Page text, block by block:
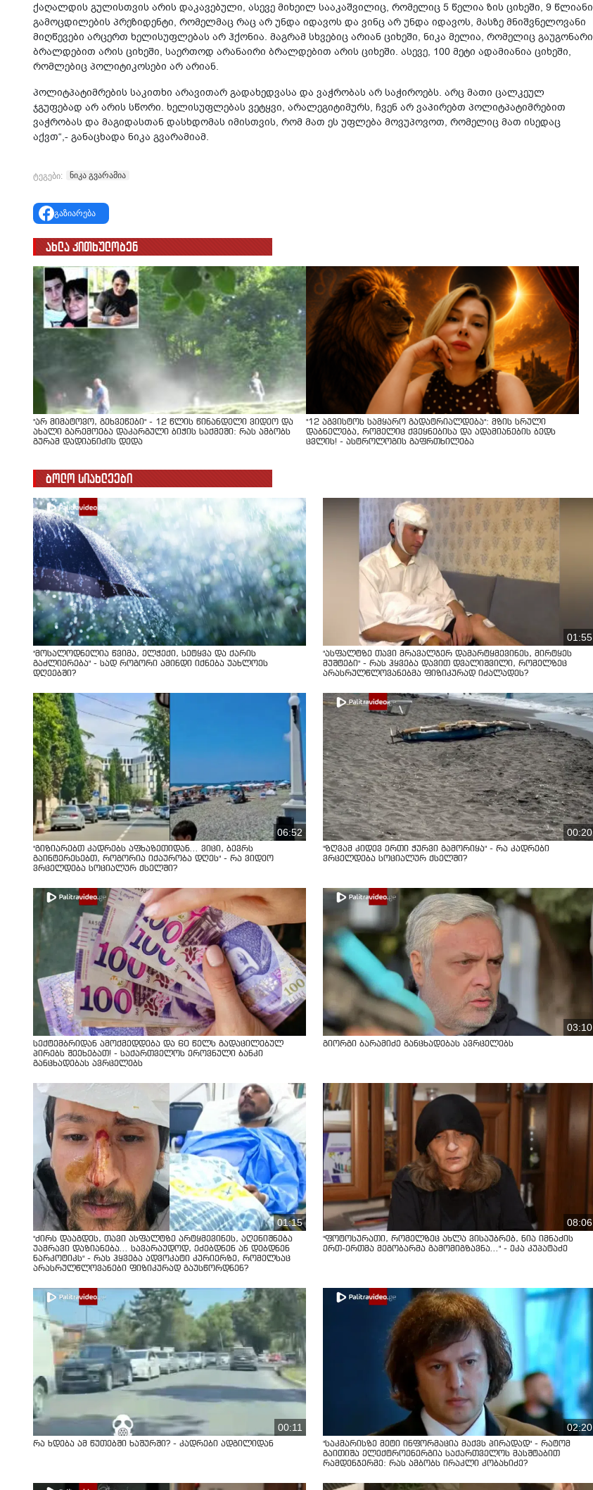
ქაღალდის გულისთვის არის დაკავებული, ასევე მიხეილ სააკაშვილიც, რომელიც 5 წელია ზის ციხეში, 9 წლიანი
გამოცდილების პრეზიდენტი, რომელმაც რაც არ უნდა იდავოს და ვინც არ უნდა იდავოს, მასზე მნიშვნელოვანი
მიღწევები არცერთ ხელისუფლებას არ ჰქონია. მაგრამ სხვებიც არიან ციხეში, ნიკა მელია, რომელიც გაუგონარი
ბრალდებით არის ციხეში, საერთოდ არანაირი ბრალდებით არის ციხეში. ასევე, 100 მეტი ადამიანია ციხეში,
რომლებიც პოლიტიკოსები არ არიან.
პოლიტპატიმრების საკითხი არავითარ გადახედვასა და ვაჭრობას არ საჭიროებს. არც მათი ცალკეულ
ჯგუფებად არ არის სწორი. ხელისუფლებას ვეტყვი, არალეგიტიმურს, ჩვენ არ ვაპირებთ პოლიტპატიმრებით
ვაჭრობას და მაგიდასთან დასხდომას იმისთვის, რომ მათ ეს უფლება მოვუპოვოთ, რომელიც მათ ისედაც
აქვთ“,- განაცხადა ნიკა გვარამიამ.
ტეგები: ნიკა გვარამია
გაზიარება
ახლა კითხულობენ
"არ მიმატოვო, გეხვეწები" - 12 წლის წინანდელი ვიდეო და
ახალი გარემოება დაკარგული ბიჭის საქმეში: რას ამბობს
გურამ დადიანიძის დედა
"12 აგვისტოს სამყარო გადატრიალდება": მზის სრული
დაბნელება, რომელიც ქვეყნებისა და ადამიანების ბედს
ცვლის! - ასტროლოგის გაფრთხილება
ბოლო სიახლეები
"მოსალოდნელია წვიმა, ელჭექი, სეტყვა და ქარის
გაძლიერება" - სად როგორი ამინდი იქნება უახლოეს
დღეებში?
01:55
"ასფალტზე თავი მრავალჯერ დამარტყმევინეს, მირტყეს
მუშტები" - რას ჰყვება დავით დვალიშვილი, რომელზეც
არასრულწლოვანებმა ფიზიკურად იძალადეს?
06:52
"გიზიარებთ კადრებს აფხაზეთიდან... ვიცი, ბევრს
გაინტერესებთ, როგორია იქაურობა დღეს" - რა ვიდეო
ვრცელდება სოციალურ ქსელში?
00:20
"ზღვამ კიდევ ერთი ჭურვი გამორიყა" - რა კადრები
ვრცელდება სოციალურ ქსელში?
სექტემბრიდან ამოქმედდება და 60 წელს გადაცილებულ
პირებს შეეხებათ! - საქართველოს ეროვნული ბანკი
განცხადებას ავრცელებს
03:10
გიორგი ბარამიძე განცხადებას ავრცელებს
01:15
"ძირს დააგდეს, თავი ასფალტზე არტყმევინეს, აღენიშნება
უამრავი დაზიანება... სავარაუდოდ, ეძებდნენ ან დებდნენ
ნარკოტიკს" - რას ჰყვება ადვოკატი კურიერზე, რომელსაც
არასრულწლოვანები ფიზიკურად გაუსწორდნენ?
08:06
"ფოტოსურათი, რომელზეც ახლა ვისაუბრებ, ნია იმნაძის
ერთ-ერთმა მეგობარმა გამომიგზავნა..." - ეკა კუპატაძე
00:11
რა ხდება ამ წუთებში ხაშურში? - კადრები ადგილიდან
02:20
"საკმარისზე მეტი ინფორმაცია მაქვს პირადად" - რატომ
გაითიშა ელექტროენერგია საქართველოს მასშტაბით
რამდენჯერმე: რას ამბობს ირაკლი კობახიძე?